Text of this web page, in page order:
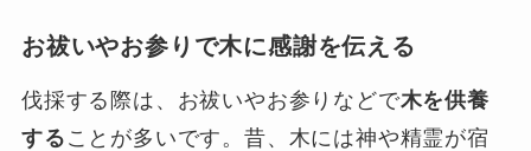
お祓いやお参りで木に感謝を伝える
伐採する際は、お祓いやお参りなどで木を供養
する ことが多いです。昔、木には神や精霊が宿